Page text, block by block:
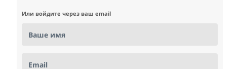
Или войдите через ваш email
Ваше имя
Email